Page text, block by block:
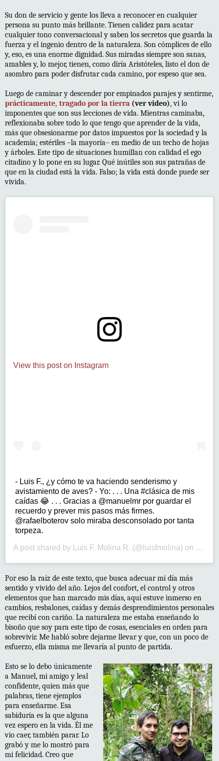
Su don de servicio y gente los lleva a reconocer en cualquier
persona su punto más brillante. Tienen calidez para acatar
cualquier tono conversacional y saben los secretos que guarda la
fuerza y el ingenio dentro de la naturaleza. Son cómplices de ello
y, eso, es una enorme dignidad. Sus miradas siempre son sanas,
amables y, lo mejor, tienen, como diría Aristóteles, listo el don de
asombro para poder disfrutar cada camino, por espeso que sea.
Luego de caminar y descender por empinados parajes y sentirme,
prácticamente, tragado por la tierra (ver video), vi lo
imponentes que son sus lecciones de vida. Mientras caminaba,
reflexionaba sobre todo lo que tengo que aprender de la vida,
más que obsesionarme por datos impuestos por la sociedad y la
academia; estériles –la mayoría– en medio de un techo de hojas
y árboles. Este tipo de situaciones humillan con calidad el ego
citadino y lo pone en su lugar. Qué inútiles son sus patrañas de
que en la ciudad está la vida. Falso; la vida está donde puede ser
vivida.
View this post on Instagram
- Luis F., ¿y cómo te va haciendo senderismo y
avistamiento de aves? - Yo: . . . Una #clásica de mis
caídas 😂 . . . Gracias a @manuelmr por guardar el
recuerdo y prever mis pasos más firmes.
@rafaelboterov solo miraba desconsolado por tanta
torpeza.
A post shared by Luis F. Molina R. (@luisfmolina) on Jul
Por eso la raíz de este texto, que busca adecuar mi día más
sentido y vivido del año. Lejos del confort, el control y otros
elementos que han marcado mis días, aquí estuve inmerso en
cambios, resbalones, caídas y demás desprendimientos personales
que recibí con cariño. La naturaleza me estaba enseñando lo
bisoño que soy para este tipo de cosas, esenciales en orden para
sobrevivir. Me habló sobre dejarme llevar y que, con un poco de
esfuerzo, ella misma me llevaría al punto de partida.
Esto se lo debo únicamente
a Manuel, mi amigo y leal
confidente, quien más que
palabras, tiene ejemplos
para enseñarme. Esa
sabiduría es la que alguna
vez espero en la vida. Él me
vio caer, también parar. Lo
grabó y me lo mostró para
mi felicidad. Creo que